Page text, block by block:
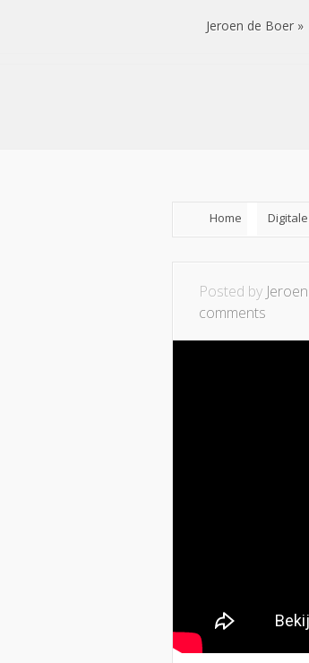
Jeroen de Boer
Home
Posted by
comments